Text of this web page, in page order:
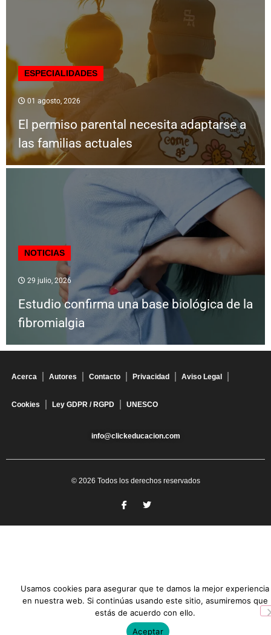
ESPECIALIDADES
01 agosto, 2026
El permiso parental necesita adaptarse a
las familias actuales
NOTICIAS
29 julio, 2026
Estudio confirma una base biológica de la
fibromialgia
Acerca Autores Contacto Privacidad Aviso Legal
Cookies Ley GDPR / RGPD UNESCO
info@clickeducacion.com
© 2026 Todos los derechos reservados
Usamos cookies para asegurar que te damos la mejor experiencia
en nuestra web. Si continúas usando este sitio, asumiremos que
estás de acuerdo con ello.
Aceptar